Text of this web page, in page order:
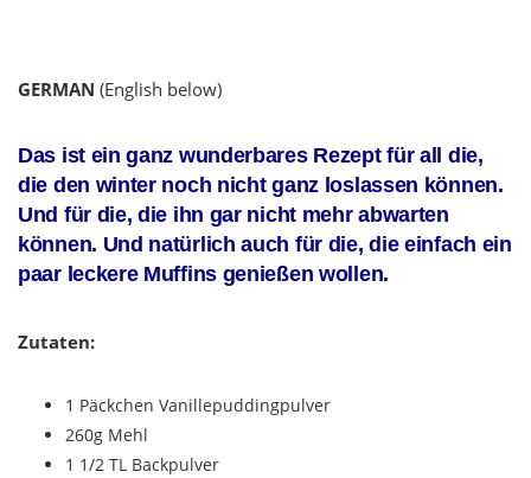
GERMAN (English below)
Das ist ein ganz wunderbares Rezept für all die,
die den winter noch nicht ganz loslassen können.
Und für die, die ihn gar nicht mehr abwarten
können. Und natürlich auch für die, die einfach ein
paar leckere Muffins genießen wollen.
Zutaten:
1 Päckchen Vanillepuddingpulver
260g Mehl
1 1/2 TL Backpulver